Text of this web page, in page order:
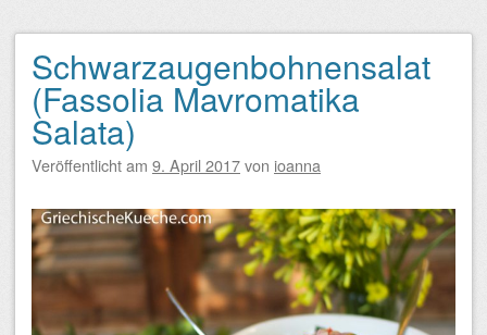
Schwarzaugenbohnensalat
(Fassolia Mavromatika
Salata)
Veröffentlicht am 9. April 2017von ioanna